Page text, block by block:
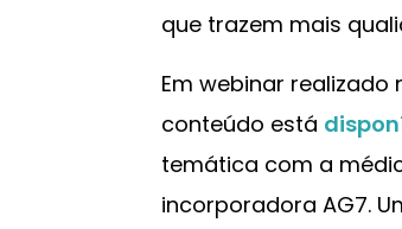
que trazem mais
Em webinar realizado
conteúdo está
temática com a
incorporadora AG7.